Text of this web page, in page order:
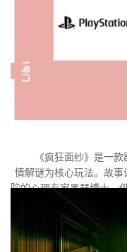
《疯狂面纱》是一
情解谜为核心玩法。故事
院的心理专家墨瑟博士，
自然疾病患者索菲亚的
隐藏在梦魇深处的外星
的心理迷宫中进行探索